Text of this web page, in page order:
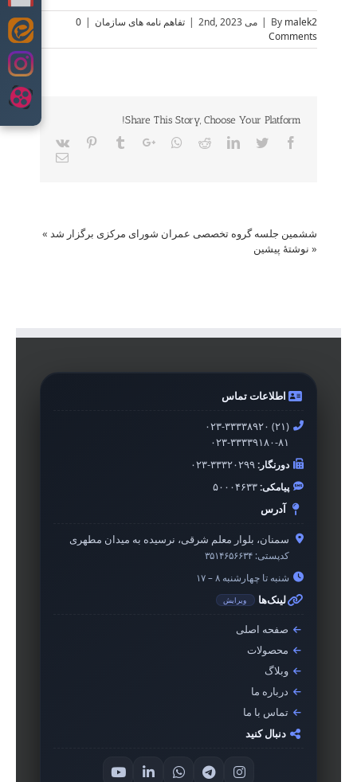
to
By malek2
| می 2nd, 2023 | تفاهم نامه های سازمان |
0
Comments
Share This Story, Choose Your Platform!
Facebook
Twitter
LinkedIn
Reddit
Whatsapp
Google+
Tumblr
Pinterest
Vk
Email
ششمین جلسه گروه تخصصی عمران شورای مرکزی برگزار شد »
« نوشتهٔ پیشین
اطلاعات تماس
۰۲۳-۳۳۳۳۸۹۲۰ (۲۱)
۰۲۳-۳۳۳۳۹۱۸۰-۸۱
دورنگار:۰۲۳-۳۳۳۲۰۲۹۹
پیامکی:۵۰۰۰۴۶۳۳
آدرس
سمنان، بلوار معلم شرقی، نرسیده به میدان مطهری
کدپستی: ۳۵۱۴۶۵۶۶۳۴
شنبه تا چهارشنبه ۸ – ۱۷
لینک‌ها ویرایش
صفحه اصلی
محصولات
وبلاگ
درباره ما
تماس با ما
دنبال کنید